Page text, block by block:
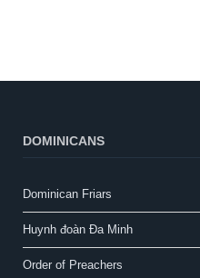
DOMINICANS
Dominican Friars
Huynh đoàn Đa Minh
Order of Preachers